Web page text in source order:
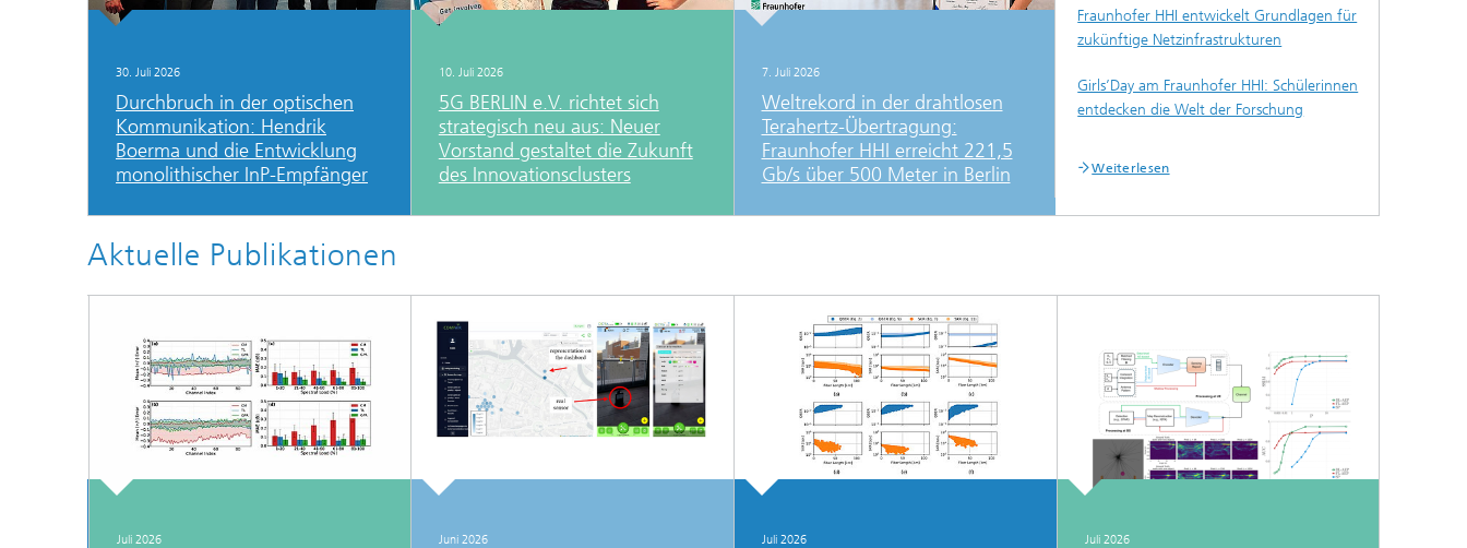
30. Juli 2026
Durchbruch in der optischen
Kommunikation: Hendrik
Boerma und die Entwicklung
monolithischer InP-Empfänger
10. Juli 2026
5G BERLIN e.V. richtet sich
strategisch neu aus: Neuer
Vorstand gestaltet die Zukunft
des Innovationsclusters
7. Juli 2026
Weltrekord in der drahtlosen
Terahertz-Übertragung:
Fraunhofer HHI erreicht 221,5
Gb/s über 500 Meter in Berlin
Fraunhofer HHI entwickelt Grundlagen für
zukünftige Netzinfrastrukturen
Girls’Day am Fraunhofer HHI: Schülerinnen
entdecken die Welt der Forschung
Weiterlesen
Aktuelle Publikationen
Juli 2026 Juni 2026 Juli 2026 Juli 2026